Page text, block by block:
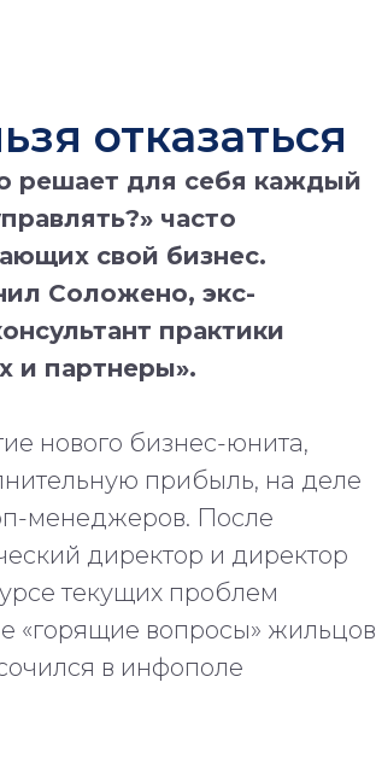
отказаться
решает для себя каждый
часто
свой бизнес.
Соложено, экс-
практики
и партнеры».
нового бизнес-юнита,
прибыль, на деле
менеджеров. После
директор и директор
текущих проблем
вопросы» жильцов
в инфополе